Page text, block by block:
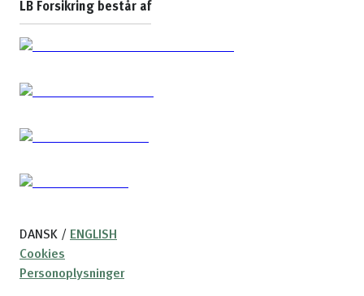
LB Forsikring består af
DANSK / ENGLISH
Cookies
Personoplysninger